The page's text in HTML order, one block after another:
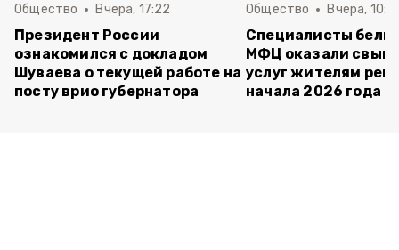
Общество Вчера, 17:22
Президент России
ознакомился с докладом
Шуваева о текущей работе на
посту врио губернатора
Общество Вчера,
Специалисты
МФЦ оказали
услуг жителям
начала 2026 года